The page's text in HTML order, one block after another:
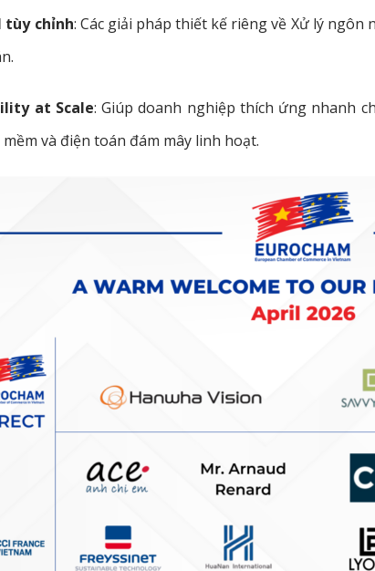
tùy chỉnh: Các giải pháp thiết kế riêng về Xử lý
.
at Scale: Giúp doanh nghiệp thích ứng nhanh
và điện toán đám mây linh hoạt.